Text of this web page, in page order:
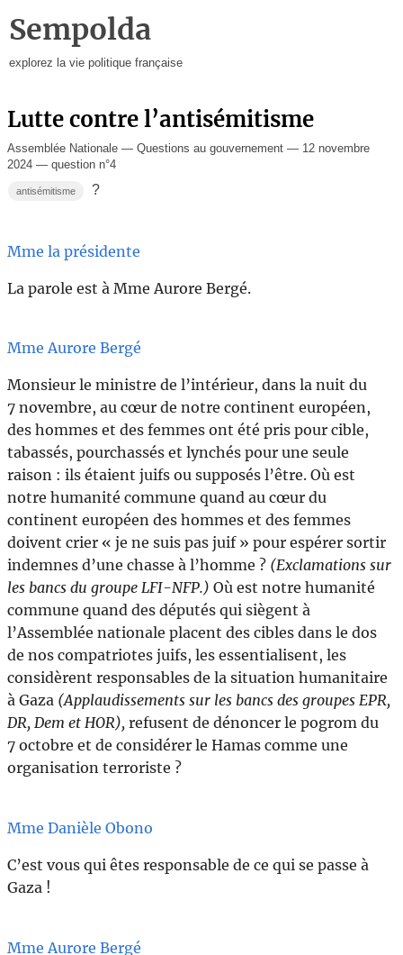
Sempolda
explorez la vie politique française
Lutte contre l’antisémitisme
Assemblée Nationale — Questions au gouvernement — 12 novembre
2024 — question n°4
antisémitisme ?
Mme la présidente
La parole est à Mme Aurore Bergé.
Mme Aurore Bergé
Monsieur le ministre de l’intérieur, dans la nuit du
7 novembre, au cœur de notre continent européen,
des hommes et des femmes ont été pris pour cible,
tabassés, pourchassés et lynchés pour une seule
raison : ils étaient juifs ou supposés l’être. Où est
notre humanité commune quand au cœur du
continent européen des hommes et des femmes
doivent crier « je ne suis pas juif » pour espérer sortir
indemnes d’une chasse à l’homme ? (Exclamations sur
les bancs du groupe LFI-NFP.) Où est notre humanité
commune quand des députés qui siègent à
l’Assemblée nationale placent des cibles dans le dos
de nos compatriotes juifs, les essentialisent, les
considèrent responsables de la situation humanitaire
à Gaza (Applaudissements sur les bancs des groupes EPR,
DR, Dem et HOR), refusent de dénoncer le pogrom du
7 octobre et de considérer le Hamas comme une
organisation terroriste ?
Mme Danièle Obono
C’est vous qui êtes responsable de ce qui se passe à
Gaza !
Mme Aurore Bergé